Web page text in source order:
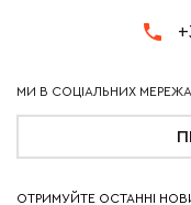
ОТРИМУЙТЕ ОСТАННІ